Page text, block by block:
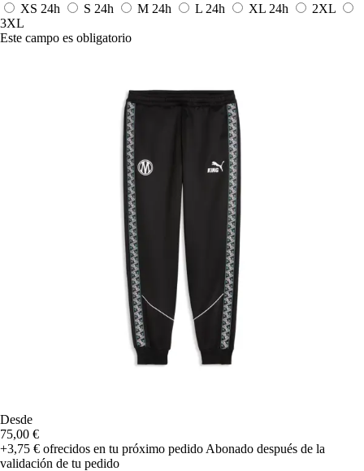
XS 24h S 24h M 24h L 24h XL 24h
2XL
3XL
Este campo es obligatorio
Desde
75,00 €
+3,75 € ofrecidos en tu próximo pedido Abonado después de la
validación de tu pedido